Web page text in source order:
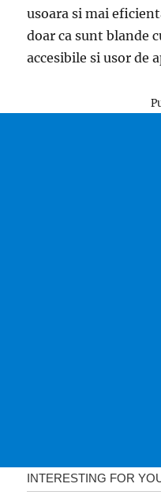
usoara si mai
doar ca sunt blande
accesibile si usor de